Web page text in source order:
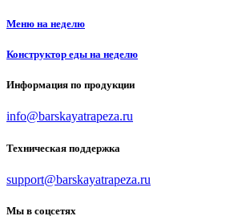
Меню на неделю
Конструктор еды на неделю
Информация по продукции
info@barskayatrapeza.ru
Техническая поддержка
support@barskayatrapeza.ru
Мы в соцсетях